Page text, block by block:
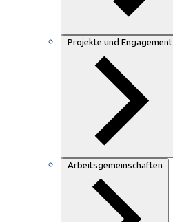
Projekte und Engagement
Arbeitsgemeinschaften